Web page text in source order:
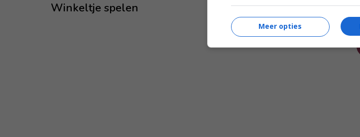
Winkeltje spelen Paasherinneringen
Meer opties